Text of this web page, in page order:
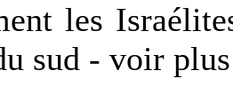
les
sud - voir